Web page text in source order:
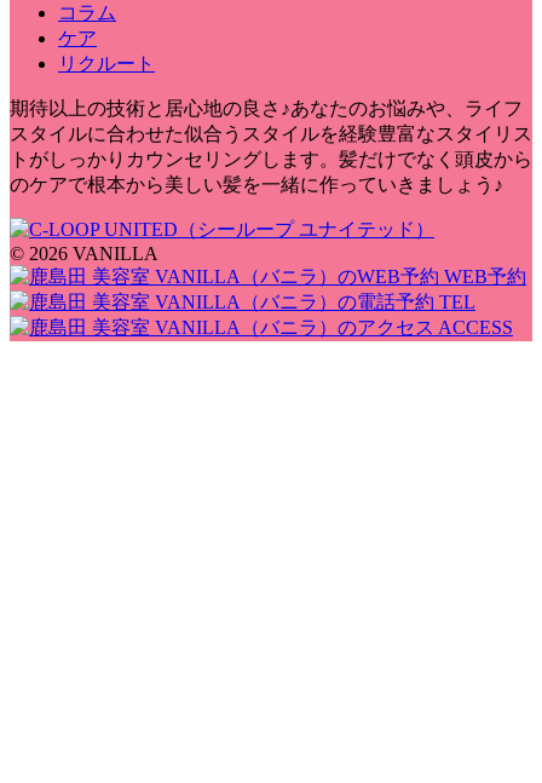
コラム
ケア
リクルート
期待以上の技術と居心地の良さ♪あなたのお悩みや、ライフ
スタイルに合わせた似合うスタイルを経験豊富なスタイリス
トがしっかりカウンセリングします。髪だけでなく頭皮から
のケアで根本から美しい髪を一緒に作っていきましょう♪
© 2026 VANILLA
WEB予約
TEL
ACCESS